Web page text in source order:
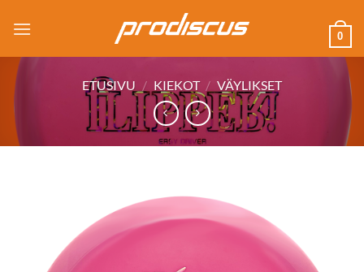
0
ETUSIVU / KIEKOT / VÄYLIKSET